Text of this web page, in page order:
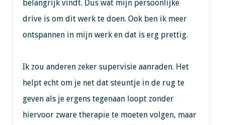
belangrijk vindt. Dus wat mijn persoonlijke
drive is om dit werk te doen. Ook ben ik meer
ontspannen in mijn werk en dat is erg prettig.
Ik zou anderen zeker supervisie aanraden. Het
helpt echt om je net dat steuntje in de rug te
geven als je ergens tegenaan loopt zonder
hiervoor zware therapie te moeten volgen, maar